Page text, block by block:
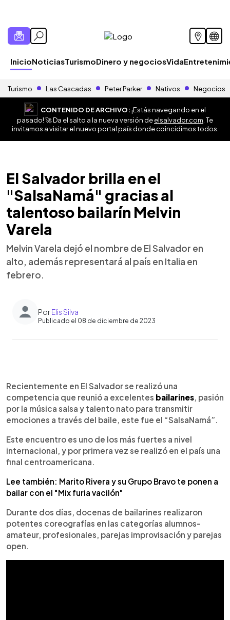
InicioNoticiasTurismoDinero y negociosVida
Turismo Las Cascadas Peter Parker Nativos Negocios
CONTENIDO DE ARCHIVO:¡Estás navegando en el
pasado! 🚀 Da el salto a la nueva versión deelsalvador.com . Te
invitamos a visitar el nuevo portal país donde coincidimos todos.
El Salvador brilla en el
"SalsaNamá" gracias al
talentoso bailarín Melvin
Varela
Melvin Varela dejó el nombre de El Salvador en
alto, además representará al país en Italia en
febrero.
PorElis Silva
Publicado el 08 de diciembre de 2023
► Escuchar artículo
Recientemente en El Salvador se realizó una
competencia que reunió a excelentes bailarines, pasión
por la música salsa y talento nato para transmitir
emociones a través del baile, este fue el “SalsaNamá”.
Este encuentro es uno de los más fuertes a nivel
internacional, y por primera vez se realizó en el país una
final centroamericana.
Lee también: Marito Rivera y su Grupo Bravo te ponen a
bailar con el "Mix furia vacilón"
Durante dos días, docenas de bailarines realizaron
potentes coreografías en las categorías alumnos-
amateur, profesionales, parejas improvisación y parejas
open.